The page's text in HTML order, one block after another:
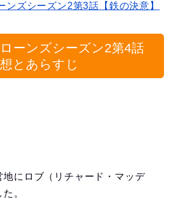
ンズシーズン2第3話【鉄の決意】
ーンズシーズン2第4話
とあらすじ
地にロブ（リチャード・マッデ
。